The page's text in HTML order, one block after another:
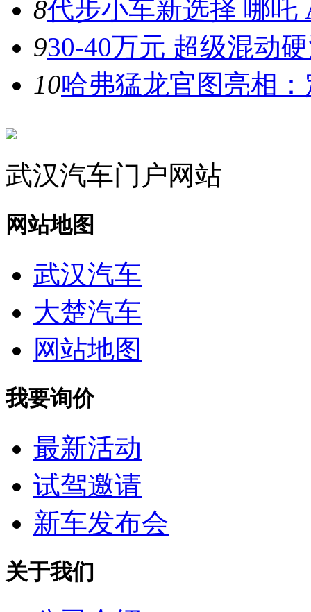
8代步小车新选择 哪吒
930-40万元 超级混动
10哈弗猛龙官图亮相
武汉汽车门户网站
网站地图
武汉汽车
大楚汽车
网站地图
我要询价
最新活动
试驾邀请
新车发布会
关于我们